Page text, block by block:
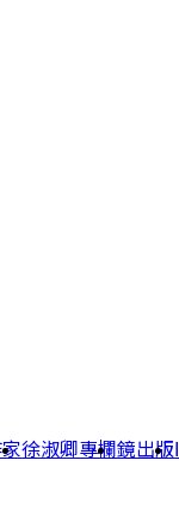
徐淑卿專欄鏡出版